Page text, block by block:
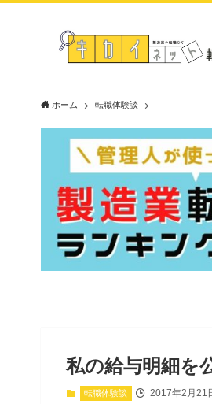
ホーム 転職体験談
私の給与明細を
転職体験談 2017年2月21